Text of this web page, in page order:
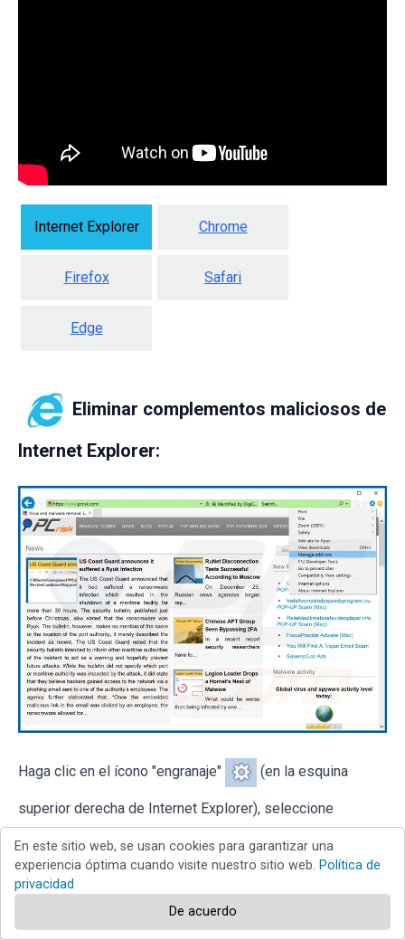
Internet Explorer Chrome
Firefox Safari
Edge
Eliminar complementos maliciosos de
Internet Explorer:
Haga clic en el ícono "engranaje" (en la esquina
superior derecha de Internet Explorer), seleccione
de navegador sospechosa instalada recientemente,
seleccione estas entradas y haga clic en "Eliminar".
En este sitio web, se usan cookies para garantizar una
experiencia óptima cuando visite nuestro sitio web. Política de
privacidad
De acuerdo